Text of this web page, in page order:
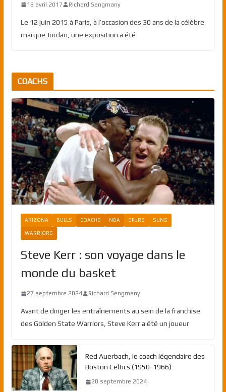
18 avril 2017 Richard Sengmany
Le 12 juin 2015 à Paris, à l’occasion des 30 ans de la célèbre
marque Jordan, une exposition a été
COACHS
ARIZONA BULLS COACHS NBA SPURS SUNS
WARRIORS
Steve Kerr : son voyage dans le
monde du basket
27 septembre 2024 Richard Sengmany
Avant de diriger les entraînements au sein de la franchise
des Golden State Warriors, Steve Kerr a été un joueur
Red Auerbach, le coach légendaire des
Boston Celtics (1950-1966)
20 septembre 2024